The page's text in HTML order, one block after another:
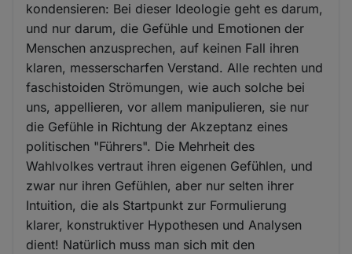
kondensieren: Bei dieser Ideologie geht es darum,
und nur darum, die Gefühle und Emotionen der
Menschen anzusprechen, auf keinen Fall ihren
klaren, messerscharfen Verstand. Alle rechten und
faschistoiden Strömungen, wie auch solche bei
uns, appellieren, vor allem manipulieren, sie nur
die Gefühle in Richtung der Akzeptanz eines
politischen "Führers". Die Mehrheit des
Wahlvolkes vertraut ihren eigenen Gefühlen, und
zwar nur ihren Gefühlen, aber nur selten ihrer
Intuition, die als Startpunkt zur Formulierung
klarer, konstruktiver Hypothesen und Analysen
dient! Natürlich muss man sich mit den